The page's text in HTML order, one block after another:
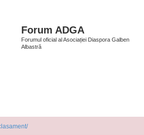
Forum ADGA
Forumul oficial al Asociației Diaspora Galben
Albastră